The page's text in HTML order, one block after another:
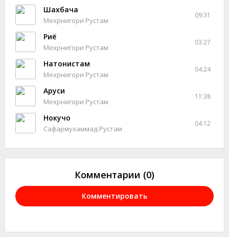
Шахбача
Мехрнигори Рустам
09:31
Риё
Мехрнигори Рустам
03:27
Натонистам
Мехрнигори Рустам
04:24
Аруси
Мехрнигори Рустам
11:38
Нокучо
Сафармухаммад Рустам
04:12
Комментарии (0)
Комментировать